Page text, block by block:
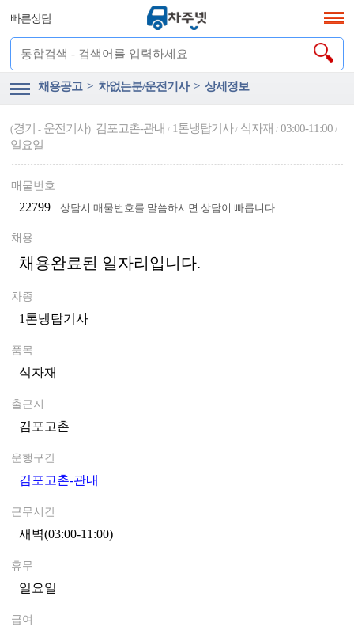
빠른상담
채용공고 > 차없는분/운전기사 > 상세정보
(경기 - 운전기사) 김포고촌-관내/ 1톤냉탑기사/ 식자재/ 03:00-11:00/
일요일
매물번호
22799 상담시 매물번호를 말씀하시면 상담이 빠릅니다.
채용
채용완료된 일자리입니다.
차종
1톤냉탑기사
품목
식자재
출근지
김포고촌
운행구간
김포고촌-관내
근무시간
새벽(03:00-11:00)0
휴무
일요일
급여